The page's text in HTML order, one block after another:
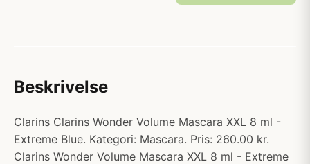
Beskrivelse
Clarins Clarins Wonder Volume Mascara XXL 8 ml -
Extreme Blue. Kategori: Mascara. Pris: 260.00 kr.
Clarins Wonder Volume Mascara XXL 8 ml - Extreme